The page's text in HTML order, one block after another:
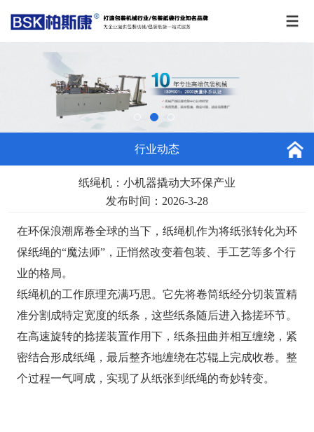
行业动态
纸绳机：小机器撬动大环保产业
发布时间：2026-3-28
在环保浪潮席卷全球的当下，纸绳机作为将纸张转化为环
保纸绳的“魔法师”，正悄然改变着包装、手工艺等多个行
业的格局。
纸绳机的工作原理充满巧思。它先将卷筒纸经分切装置精
准分割成特定宽度的纸条，这些纸条随后进入捻搓环节。
在高速旋转的捻搓装置作用下，纸条扭曲并相互缠绕，紧
密结合形成纸绳，最后整齐地缠绕在芯辊上完成收卷。整
个过程一气呵成，实现了从纸张到纸绳的奇妙转变。